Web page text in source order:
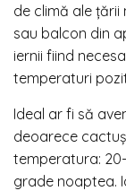
de climă ale
sau balcon din
iernii fiind
temperaturi
Ideal ar fi să
deoarece
temperatura:
grade noaptea.